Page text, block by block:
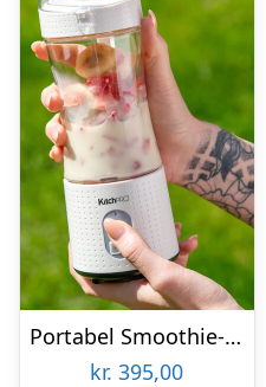
Portabel Smoothie-blender – KitchPro
kr. 395,00